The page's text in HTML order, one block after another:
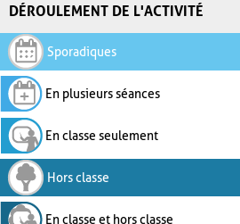
DÉROULEMENT DE L'ACTIVITÉ
Sporadiques
En plusieurs séances
En classe seulement
Hors classe
En classe et hors classe